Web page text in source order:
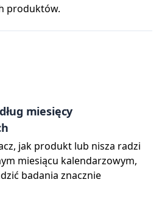
produktów.
miesięcy
jak produkt lub nisza radzi
miesiącu kalendarzowym,
badania znacznie